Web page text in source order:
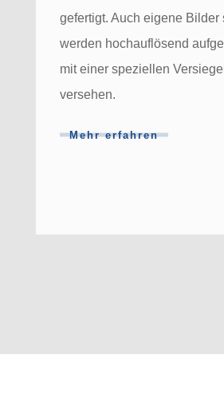
gefertigt. Auch eigene Bilder
werden hochauflösend
mit einer speziellen
versehen.
Mehr erfahren